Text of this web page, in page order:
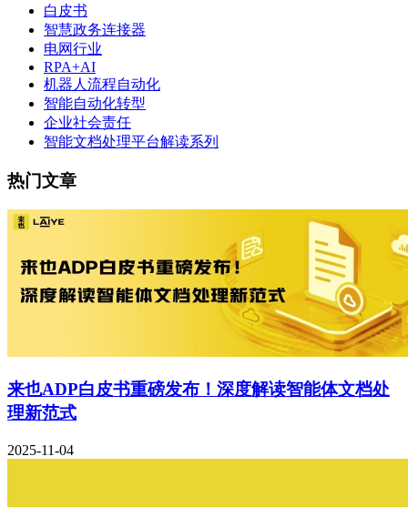
白皮书
智慧政务连接器
电网行业
RPA+AI
机器人流程自动化
智能自动化转型
企业社会责任
智能文档处理平台解读系列
热门文章
来也ADP白皮书重磅发布！深度解读智能体文档处
理新范式
2025-11-04